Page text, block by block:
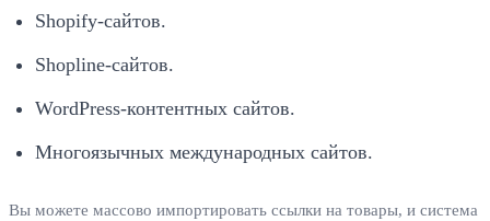
Shopify‑сайтов.
Shopline‑сайтов.
WordPress‑контентных сайтов.
Многоязычных международных сайтов.
Вы можете массово импортировать ссылки на товары, и система